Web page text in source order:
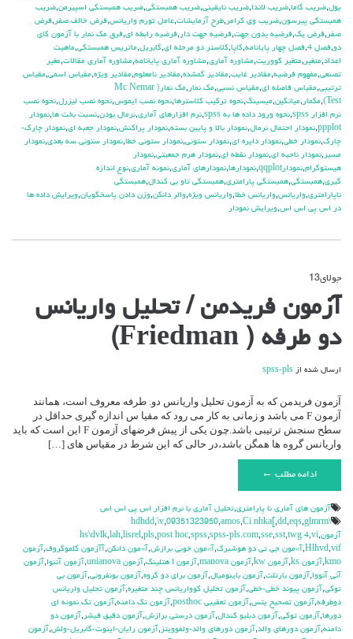
يول,ضريب گاما,ضريب لاندا,ضريب نايقيني,ضريب همبستگي,ضريب همبستگي اسپيرمن,ضريب
همبستگي پيرسون,ضريب وي كرامر ,طرح آزمايشات,عامل تورم واريانس,فرض خالف صفر ,فرض
صفر ,فرض يك,فرضيه بدون جهت,فرضيه جهت دار ,فرضيه رابطه اي,فرق مك نمار با آزمون كاي
دو,فصل 4 ,فصل چهار پايانامه,كاپا,كلاستر دو مرحله اي,گابريل,ماتريس همبستگي,ماهيت
اعداد,متغير ,متغير كووريت,مشاوره آماري,مشاوره آماري پايانامه,مشاوره آماري مقالات,مغير
تصنعي,مفهوم فرضيه,مقادير غايب,مقادير گمشده,مقادير نامعلوم,مقادير ويژه,مقياس اسمي,مقياس
ترتيبي,مقياس فاصله اي,مقياس نسبي,مك نمار ,
مك نمار( Mc Nemar
Test)
,مكمار ,ميانگين,ميسينگ,نحوه تركيب كلاسترها,نحوه نصب ايموس,نحوه نصب ليزرل,نحوه نصب
نرم افزار spss
,نحوه ورود داده ها به spss ,نرم افزارهاي آماري,نرمال بودن,نسبت بخت ها,نمودار
ppplot
,نمودار احتمال نرمال,نمودار بالا و پايين بسته,نمودار پراكنش,نمودار جعبه اي,نمودار چارك-
چارك,نمودار خطي,نمودار دايره اي,نمودار ستوني,نمودار ستوني خطا,نمودار ستوني سه بعدي,نمودار
مسير ,نمودار ناحيه اي,نمودار نقطه اي,نمودار هرم جمعيتي,نمودار
هيستوگرام,نمودارqqplot ,نمودارها,نمودارهاي آماري,نمونه آماري,نوع اندازه
گيري,همبستگي,همبستگي پارامتري,همبستگي تاو بي کندال,همبستگي
ناپارامتري,واريانس,واريانس خطا,واريانس ويژه,والر دانكن,وزن دادن پاسخگويان,ويرايش داده ها
در اس پي اس اس,ويرايش نمودار
جولای13
آزمون
فریدمن
/
تحلیل
دو
Friedman)
آزمون فریدمن / تحلیل واریانس
دو طرفه ( Friedman)
ارسال شده از spss-pls
آزمون فریدمن که به آزمون تحلیل واریانس دو. طرفه معروف است، همانند
آزمون F می باشد و زمانی به کار می رود که مقیا س اندازه گیری حداقل در
سطح سنجش ترتیبی باشد.چون یکی از پیش فرضهای آزمون F این است که باید
واریانس گروه ها همگن باشد،در حالی که این شرط در مقیاس های […]
ادامه مطلب ←
آزمون هاي آماري نا پارامتري,تحليل آماري با نرم افزار اس پي اس اس
\hdhdd
,\v,09351323950,amos,Ci nhka[ ,dd,eqs,glmrm
آزمون,
hs\dvlk,lah,lisrel,pls,post hoc,spss,spss-pls.com,sse,sst,twg 4,vi
Hlhvd,vif
,آ»مون جي تي دو هوشبرگ,آ»مون خوبي برازش,آ»مون دانكن,آآزمون كلموگروف,آزمون
kmo
,آزمون ks ,آزمون kw ,آزمون manova ,آزمون t هتلينگ ,آزمون unianova ,آزمون آننوا,آزمون
آني آنووا,آزمون بارتلت,آزمون باينوميال,آزمون براي دو گروه,آزمون بونفروني,آزمون بي
توكي,آزمون پيوند خطي-خطي,آزمون تحليل كوواريانس چند متغيره,آزمون تحليل واريانس
دوطرفه,آزمون تصحيح يتس,آزمون تعقيبي posthoc ,آزمون تك دامنه,آزمون تك نمونه اي
دورها,آزمون توكي,آزمون دبليو كندال,آزمون درستي برازش,آزمون دقيق فيشر ,آزمون دو
دامنه,آزمون دورهاي والد,آزمون دورهاي والد-ولفوويتز ,آزمون رايان-اينوت-گابريل-ولش,آزمون